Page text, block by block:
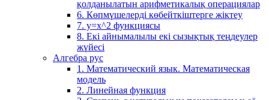
қолданылатын арифметикалық операциялар
6. Көпмүшелерді көбейткіштерге жіктеу
7. у=х^2 функциясы
8. Екі айнымалылы екі сызықтық теңдеулер
жүйесі
Алгебра рус
1. Математический язык. Математическая
модель
2. Линейная функция